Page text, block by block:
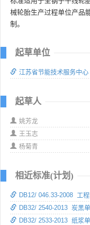
械轮胎生产过程单位产品
制。
起草单位
江苏省节能技术服务中心
起草人
姚芳龙
王玉志
杨菊青
相近标准(计划)
DB12/ 046.33-2008 工
DB32/ 2540-2013 炭黑
DB32/ 2533-2013 纸浆